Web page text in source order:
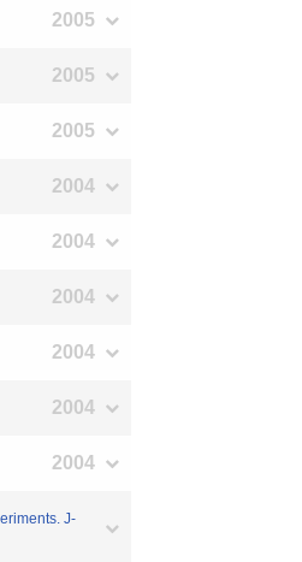
2005
2005
2005
2004
2004
2004
2004
2004
2004
J-